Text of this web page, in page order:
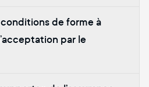
de forme à
par le